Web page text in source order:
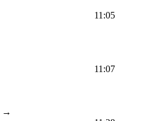
11:05
11:07
→